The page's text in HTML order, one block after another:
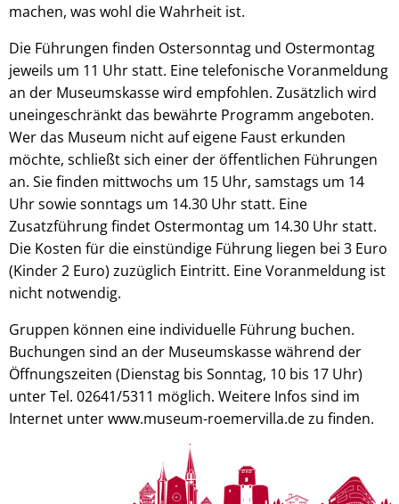
machen, was wohl die Wahrheit ist.
Die Führungen finden Ostersonntag und Ostermontag
jeweils um 11 Uhr statt. Eine telefonische Voranmeldung
an der Museumskasse wird empfohlen. Zusätzlich wird
uneingeschränkt das bewährte Programm angeboten.
Wer das Museum nicht auf eigene Faust erkunden
möchte, schließt sich einer der öffentlichen Führungen
an. Sie finden mittwochs um 15 Uhr, samstags um 14
Uhr sowie sonntags um 14.30 Uhr statt. Eine
Zusatzführung findet Ostermontag um 14.30 Uhr statt.
Die Kosten für die einstündige Führung liegen bei 3 Euro
(Kinder 2 Euro) zuzüglich Eintritt. Eine Voranmeldung ist
nicht notwendig.
Gruppen können eine individuelle Führung buchen.
Buchungen sind an der Museumskasse während der
Öffnungszeiten (Dienstag bis Sonntag, 10 bis 17 Uhr)
unter Tel. 02641/5311 möglich. Weitere Infos sind im
Internet unter www.museum-roemervilla.de zu finden.